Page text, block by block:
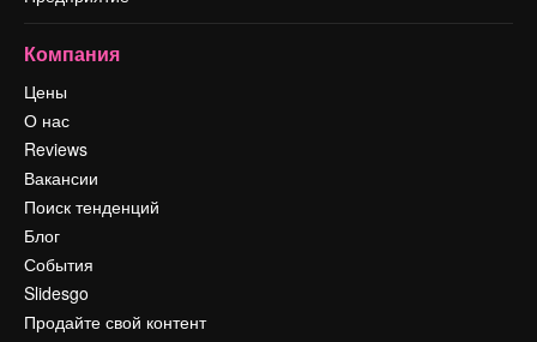
Компания
Цены
О нас
Reviews
Вакансии
Поиск тенденций
Блог
События
Slidesgo
Продайте свой контент